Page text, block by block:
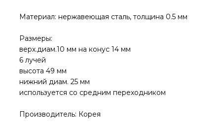
Материал: нержавеющая сталь, толщина 0.5 мм
Размеры:
верх.диам.10 мм на конус 14 мм
6 лучей
высота 49 мм
нижний диам. 25 мм
используется со средним переходником
Производитель: Корея